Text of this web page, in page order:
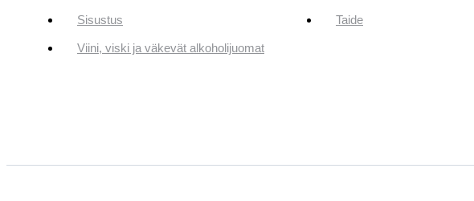
Sisustus Taide
Viini, viski ja väkevät alkoholijuomat